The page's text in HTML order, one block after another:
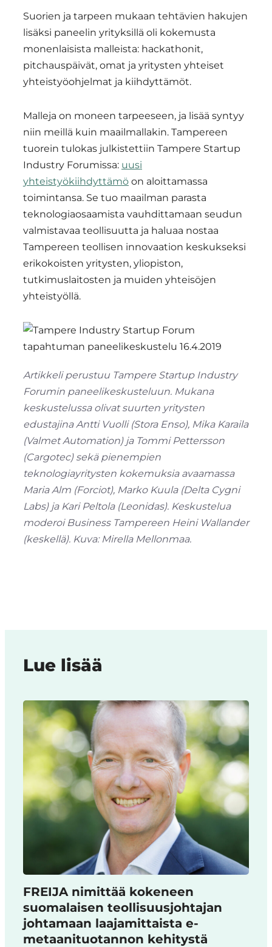
Suorien ja tarpeen mukaan tehtävien hakujen
lisäksi paneelin yrityksillä oli kokemusta
monenlaisista malleista: hackathonit,
pitchauspäivät, omat ja yritysten yhteiset
yhteistyöohjelmat ja kiihdyttämöt.
Malleja on moneen tarpeeseen, ja lisää syntyy
niin meillä kuin maailmallakin. Tampereen
tuorein tulokas julkistettiin Tampere Startup
Industry Forumissa: uusi
yhteistyökiihdyttämö on aloittamassa
toimintansa. Se tuo maailman parasta
teknologiaosaamista vauhdittamaan seudun
valmistavaa teollisuutta ja haluaa nostaa
Tampereen teollisen innovaation keskukseksi
erikokoisten yritysten, yliopiston,
tutkimuslaitosten ja muiden yhteisöjen
yhteistyöllä.
Artikkeli perustuu Tampere Startup Industry
Forumin paneelikeskusteluun. Mukana
keskustelussa olivat suurten yritysten
edustajina Antti Vuolli (Stora Enso), Mika Karaila
(Valmet Automation) ja Tommi Pettersson
(Cargotec) sekä pienempien
teknologiayritysten kokemuksia avaamassa
Maria Alm (Forciot), Marko Kuula (Delta Cygni
Labs) ja Kari Peltola (Leonidas). Keskustelua
moderoi Business Tampereen Heini Wallander
(keskellä). Kuva: Mirella Mellonmaa.
Lue lisää
FREIJA nimittää kokeneen
suomalaisen teollisuusjohtajan
johtamaan laajamittaista e-
metaanituotannon kehitystä